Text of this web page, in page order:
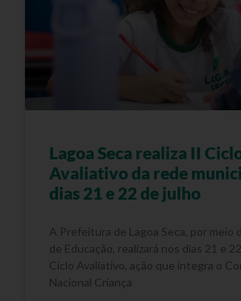
Lagoa Seca realiza II
Avaliativo da rede
dias 21 e 22 de julho
A Prefeitura de Lagoa Seca, por meio
de Educação, realizará nos dias 21 e
Ciclo Avaliativo, ação que integra o
Nacional Criança